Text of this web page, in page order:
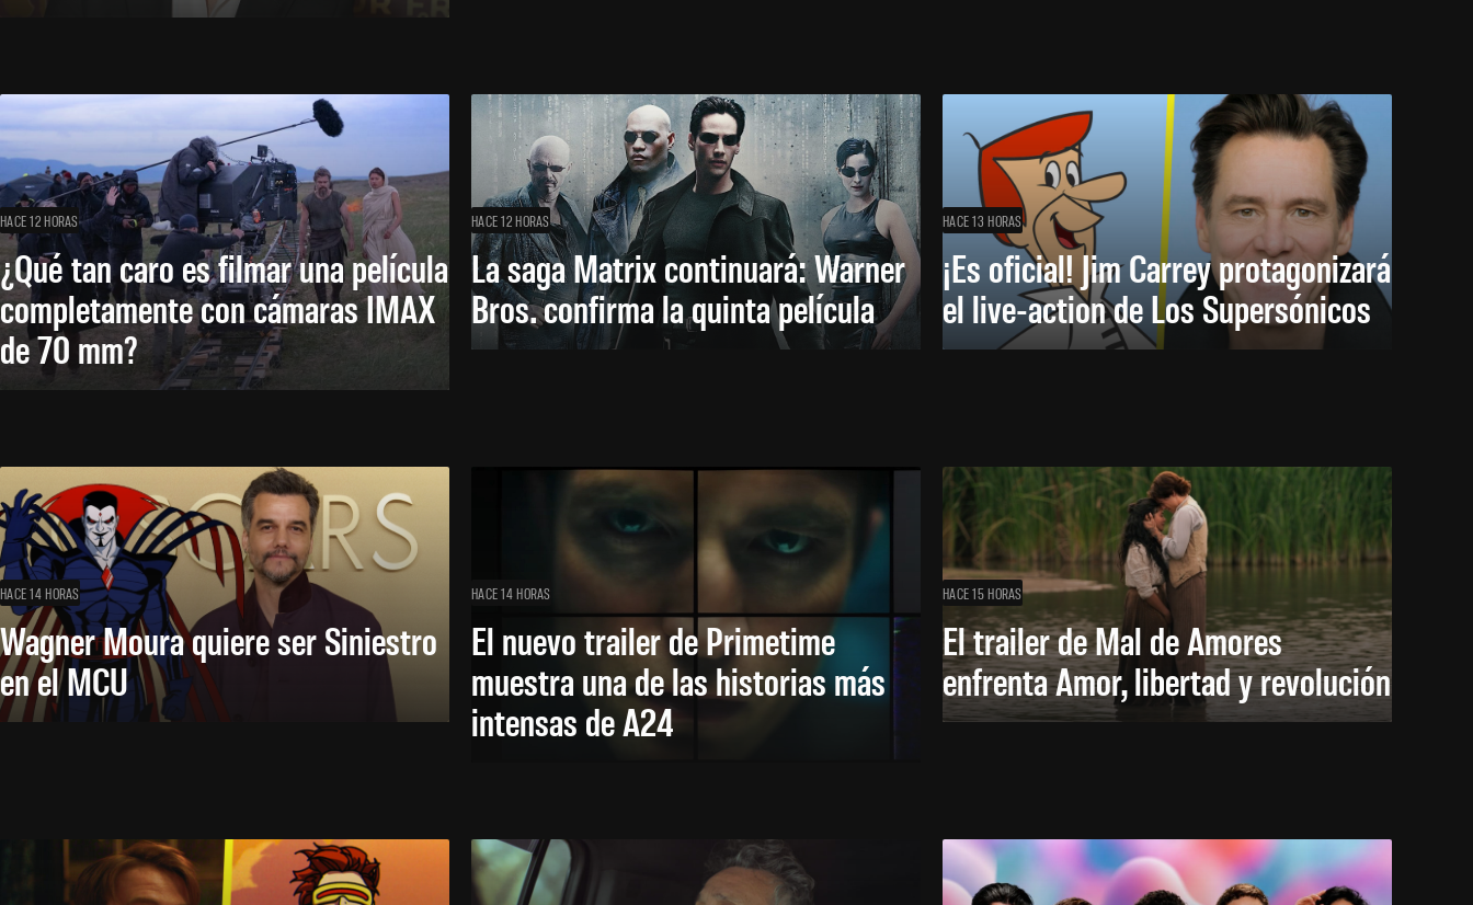
HACE 12 HORAS
¿Qué tan caro es filmar una película
completamente con cámaras IMAX
de 70 mm?
HACE 12 HORAS
La saga Matrix continuará: Warner
Bros. confirma la quinta película
HACE 13 HORAS
¡Es oficial! Jim Carrey protagonizará
el live-action de Los Supersónicos
HACE 14 HORAS
Wagner Moura quiere ser Siniestro
en el MCU
HACE 14 HORAS
El nuevo trailer de Primetime
muestra una de las historias más
intensas de A24
HACE 15 HORAS
El trailer de Mal de Amores
enfrenta Amor, libertad y revolución